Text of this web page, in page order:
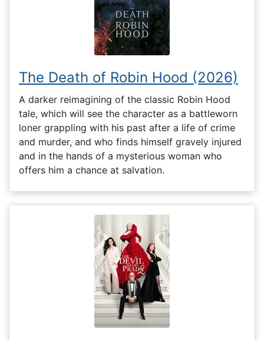
The Death of Robin Hood (2026)
A darker reimagining of the classic Robin Hood
tale, which will see the character as a battleworn
loner grappling with his past after a life of crime
and murder, and who finds himself gravely injured
and in the hands of a mysterious woman who
offers him a chance at salvation.